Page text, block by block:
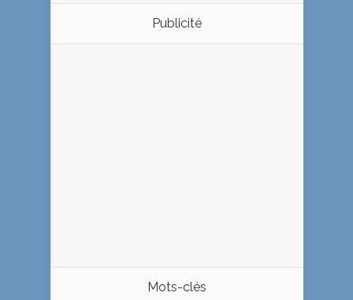
Publicité
Mots-clés